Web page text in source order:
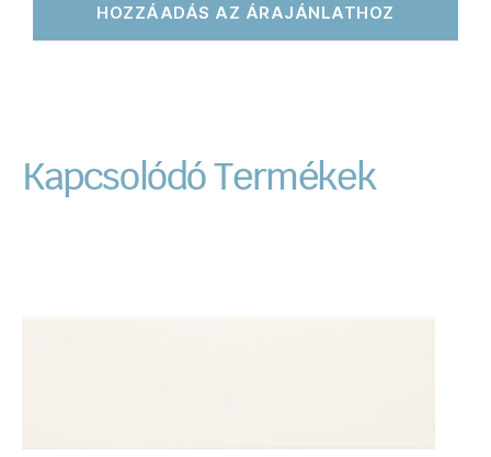
HOZZÁADÁS AZ ÁRAJÁNLATHOZ
Kapcsolódó Termékek